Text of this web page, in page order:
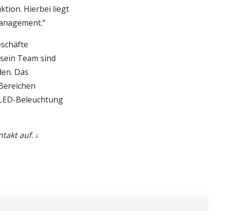
Hierbei liegt
Team sind
Das
Beleuchtung
auf. ↓